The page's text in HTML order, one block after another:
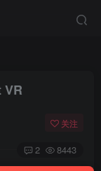
VR
关注
2 8443